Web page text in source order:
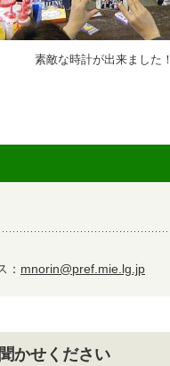
素敵な時計が出来ました！
： mnorin@pref.mie.lg.jp
かせください